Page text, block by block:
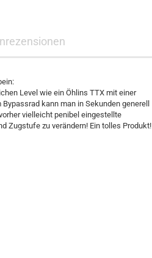
Level wie ein Öhlins TTX mit einer
kann man in Sekunden generell
vielleicht penibel eingestellte
Zugstufe zu verändern! Ein tolles Produkt!